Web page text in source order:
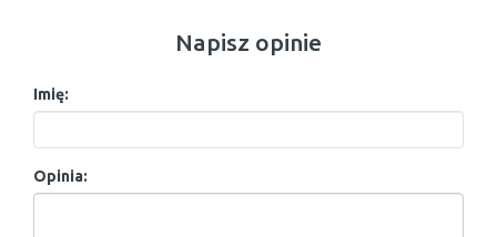
Napisz opinie
Imię:
Opinia: